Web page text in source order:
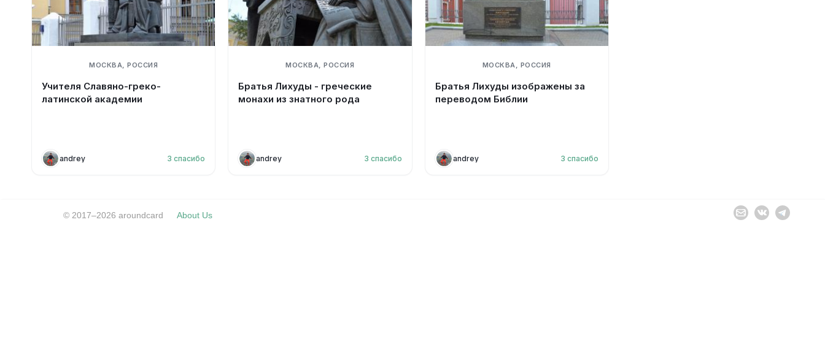
МОСКВА, РОССИЯ
Учителя Славяно-греко-
латинской академии
andrey 3 спасибо
МОСКВА, РОССИЯ
Братья Лихуды - греческие
монахи из знатного рода
andrey 3 спасибо
МОСКВА, РОССИЯ
Братья Лихуды изображены за
переводом Библии
andrey 3 спасибо
© 2017–2026 aroundcard About Us